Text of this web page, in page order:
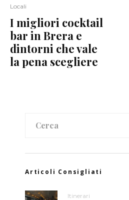
Locali
I migliori cocktail
bar in Brera e
dintorni che vale
la pena scegliere
Articoli Consigliati
Itinerari